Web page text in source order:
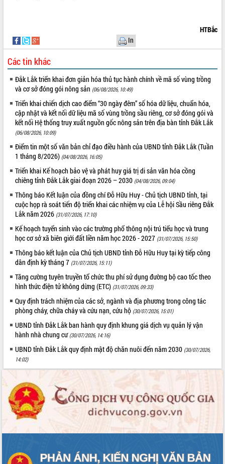
Bí thư Tỉnh ủy Lương Nguyễn Minh
Triết thăm, tặng quà người có công với
cách mạng
Rà soát, hoàn thiện hệ thống thiết chế
văn hóa, thể thao đáp ứng yêu cầu
phát triển mới
Thường trực HĐND tỉnh Đắk Lắk gặp
mặt Đoàn chuyên gia y tế TP. Hồ Chí
Minh
Lễ truy điệu và an táng hài cốt liệt sĩ
tại Nghĩa trang Liệt sĩ xã Sơn Hòa
Bàn giải pháp tháo gỡ khó khăn trong
xuất khẩu sầu riêng và triển khai quy
định EUDR
trường Nguyễn Hoàng Hiệp khảo sát
vùng trồng và doanh nghiệp đóng gói
sầu riêng tại Đắk Lắk
Trình diễn nghệ thuật chế biến các
món ăn từ sầu riêng
Đắk Lắk công bố Quy hoạch và xúc
tiến đầu tư tỉnh
Ngành cá ngừ Đắk Lắk chủ động thích
ứng để giữ vững thị trường xuất khẩu
Diễn đàn Kinh tế tư nhân Việt Nam đột
phá cơ chế - Hợp tác công tư
Đề án 06 tạo bước ngoặt đột phá trong
cải cách hành chính tỉnh Đắk Lắk
Kết nối tour, đẩy mạnh chuyển đổi số
để phát triển du lịch Đắk Lắk
Khởi động Dự án Đầu tư xây dựng hạ
Tiến
Gặp mặt các cơ quan báo chí nhân Kỷ
niệm 101 năm Ngày Báo chí Cách
mạng Việt Nam
Đắk Lắk sơ kết 4 năm triển khai thực
Họp báo thông tin về Hội nghị Công bố
LIÊN KẾT WEB
THỐNG KÊ TRUY CẬP
Hôm nay: 31448
Tất cả: 66076771
HTBắc
In
Các tin khác
Đắk Lắk triển khai đơn giản hóa thủ tục hành chính về mã số vùng trồng
và cơ sở đóng gói nông sản (06/08/2026, 10:49)
Triển khai chiến dịch cao điểm “30 ngày đêm” số hóa dữ liệu, chuẩn hóa,
cập nhật và kết nối dữ liệu mã số vùng trồng sầu riêng, cơ sở đóng gói và
kết nối Hệ thống truy xuất nguồn gốc nông sản trên địa bàn tỉnh Đắk Lắk
(06/08/2026, 10:09)
Điểm tin một số văn bản chỉ đạo điều hành của UBND tỉnh Đắk Lắk (Tuần
1 tháng 8/2026) (04/08/2026, 16:05)
Triển khai Kế hoạch bảo vệ và phát huy giá trị di sản văn hóa cồng
chiêng tỉnh Đắk Lắk giai đoạn 2026 – 2030 (04/08/2026, 09:04)
Thông báo Kết luận của đồng chí Đỗ Hữu Huy - Chủ tịch UBND tỉnh, tại
cuộc họp rà soát tiến độ triển khai các nhiệm vụ của Lễ hội Sầu riêng Đắk
Lắk năm 2026 (31/07/2026, 17:10)
Kế hoạch tuyển sinh vào các trường phổ thông nội trú tiểu học và trung
học cơ sở xã biên giới đất liền năm học 2026 - 2027 (31/07/2026, 15:50)
Thông báo kết luận của Chủ tịch UBND tỉnh Đỗ Hữu Huy tại kỳ tiếp công
dân định kỳ tháng 7 (31/07/2026, 15:11)
Tăng cường tuyên truyền tổ chức thu phí sử dụng đường bộ cao tốc theo
hình thức điện tử không dừng (ETC) (31/07/2026, 09:33)
Quy định trách nhiệm của các sở, ngành và địa phương trong công tác
phòng cháy, chữa cháy và cứu nạn, cứu hộ (30/07/2026, 15:01)
UBND tỉnh Đắk Lắk ban hành quy định khung giá dịch vụ quản lý vận
hành nhà chung cư (30/07/2026, 14:16)
UBND tỉnh Đắk Lắk quy định mật độ chăn nuôi đến năm 2030 (30/07/2026,
14:02)